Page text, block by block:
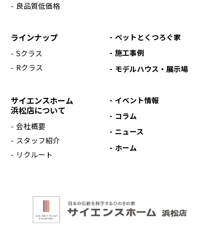
良品質低価格
ラインナップ
Sクラス
Rクラス
ペットとくつろぐ家
施工事例
モデルハウス・展示場
サイエンスホーム
浜松店について
会社概要
スタッフ紹介
リクルート
イベント情報
コラム
ニュース
ホーム